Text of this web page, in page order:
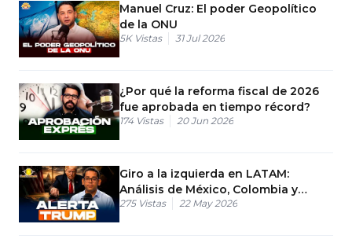
Manuel Cruz: El poder Geopolítico
de la ONU
5K Vistas 31 Jul 2026
¿Por qué la reforma fiscal de 2026
fue aprobada en tiempo récord?
174 Vistas 20 Jun 2026
Giro a la izquierda en LATAM:
Análisis de México, Colombia y
Bolivia
275 Vistas 22 May 2026